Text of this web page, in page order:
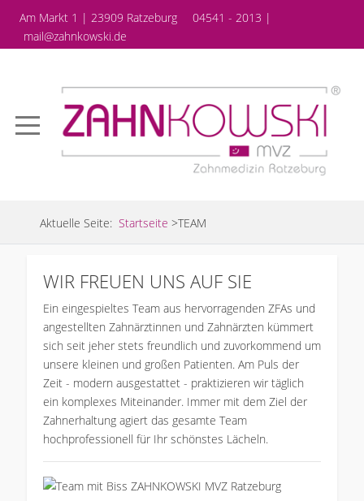
Am Markt 1 | 23909 Ratzeburg
04541 - 2013 |
mail@zahnkowski.de
Aktuelle Seite: Startseite >TEAM
WIR FREUEN UNS AUF SIE
Ein eingespieltes Team aus hervorragenden ZFAs und
angestellten Zahnärztinnen und Zahnärzten kümmert
sich seit jeher stets freundlich und zuvorkommend um
unsere kleinen und großen Patienten. Am Puls der
Zeit - modern ausgestattet - praktizieren wir täglich
ein komplexes Miteinander. Immer mit dem Ziel der
Zahnerhaltung agiert das gesamte Team
hochprofessionell für Ihr schönstes Lächeln.